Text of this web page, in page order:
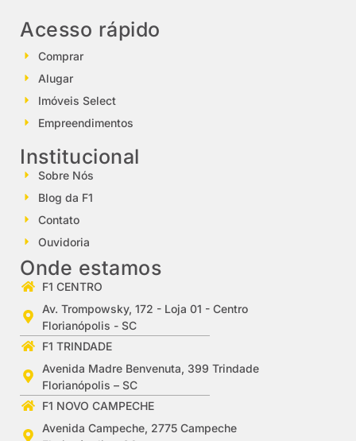
Acesso rápido
Comprar
Alugar
Imóveis Select
Empreendimentos
Institucional
Sobre Nós
Blog da F1
Contato
Ouvidoria
Onde estamos
F1 CENTRO
Av. Trompowsky, 172 - Loja 01 - Centro
Florianópolis - SC
F1 TRINDADE
Avenida Madre Benvenuta, 399 Trindade
Florianópolis – SC
F1 NOVO CAMPECHE
Avenida Campeche, 2775 Campeche